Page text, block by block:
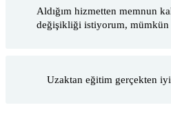
Aldığım hizmetten memnun
değişikliği istiyorum, mümkün
Uzaktan eğitim gerçekten